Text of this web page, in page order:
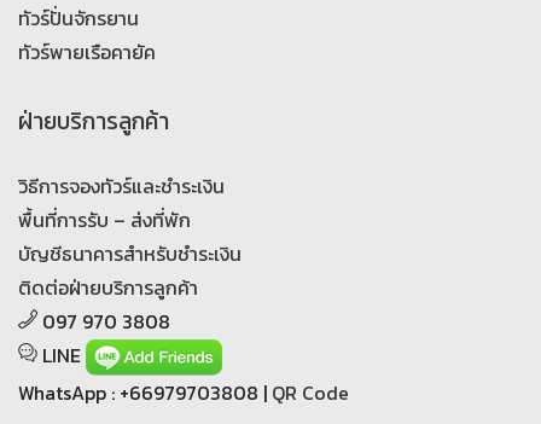
ทัวร์ปั่นจักรยาน
ทัวร์พายเรือคายัค
ฝ่ายบริการลูกค้า
วิธีการจองทัวร์และชำระเงิน
พื้นที่การรับ – ส่งที่พัก
บัญชีธนาคารสำหรับชำระเงิน
ติดต่อฝ่ายบริการลูกค้า
097 970 3808
LINE
WhatsApp : +66979703808 | QR Code